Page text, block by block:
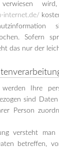
verwiesen
internet.de/
Sofern
das nur der
Ihre
sind
Person
versteht
betreffen,